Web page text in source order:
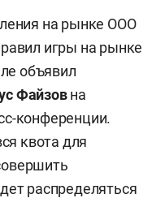
на рынке ООО
игры на рынке
объявил
Файзовна
конференции.
квота для
распределяться